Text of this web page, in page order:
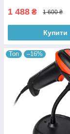
1 488 ₴ 1 600 ₴
Купити
Топ –16%